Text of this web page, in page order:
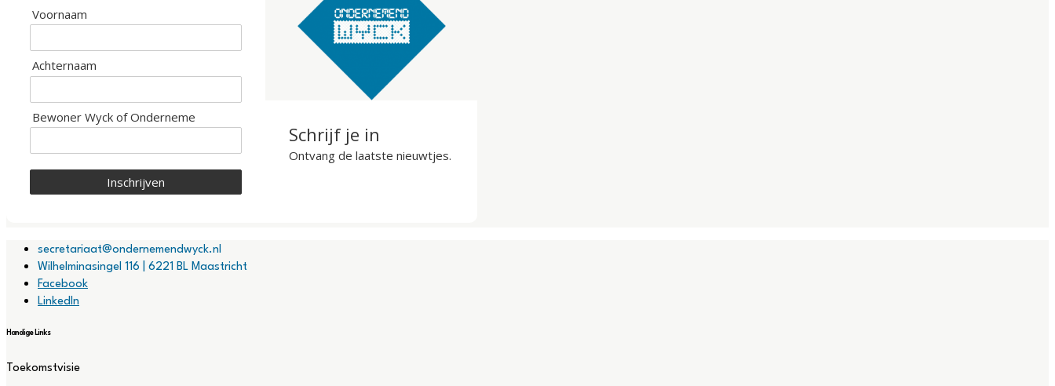
Voornaam
Achternaam
Bewoner Wyck of Onderneme
Inschrijven
Schrijf je in
Ontvang de laatste nieuwtjes.
secretariaat@ondernemendwyck.nl
Wilhelminasingel 116 | 6221 BL Maastricht
Facebook
LinkedIn
Handige Links
Toekomstvisie